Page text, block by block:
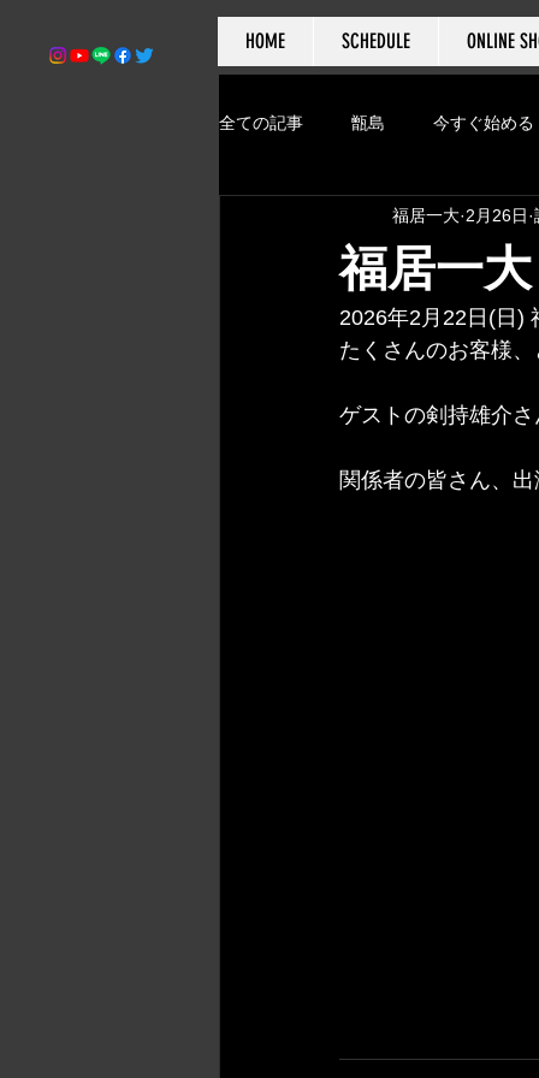
HOME SCHEDULE ONLINE
全ての記事 甑島 今すぐ始める
ベルリン ジャパ
福居一
福居一大 2月26日
2026年2月22日(日)
たくさんのお客様
ゲストの剣持雄介
関係者の皆さん、